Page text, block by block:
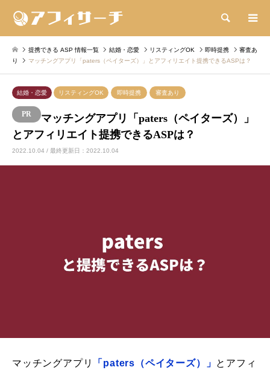
検索
提携できる ASP 情報一覧 結婚・恋愛 リスティングOK 即時提携
審査あ
り
マッチングアプリ「paters（ペイターズ）」とアフィリエイト提携できるASPは？
結婚・恋愛 リスティングOK 即時提携 審査あり
マッチングアプリ「paters（ペイターズ）」
とアフィリエイト提携できるASPは？
2022.10.04 / 最終更新日：2022.10.04
マッチングアプリ 「paters（ペイターズ）」 とアフィ